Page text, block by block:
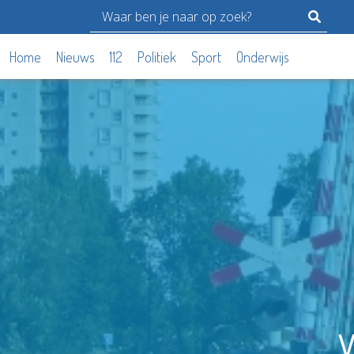
Home Nieuws 112 Politiek Sport Onderwijs